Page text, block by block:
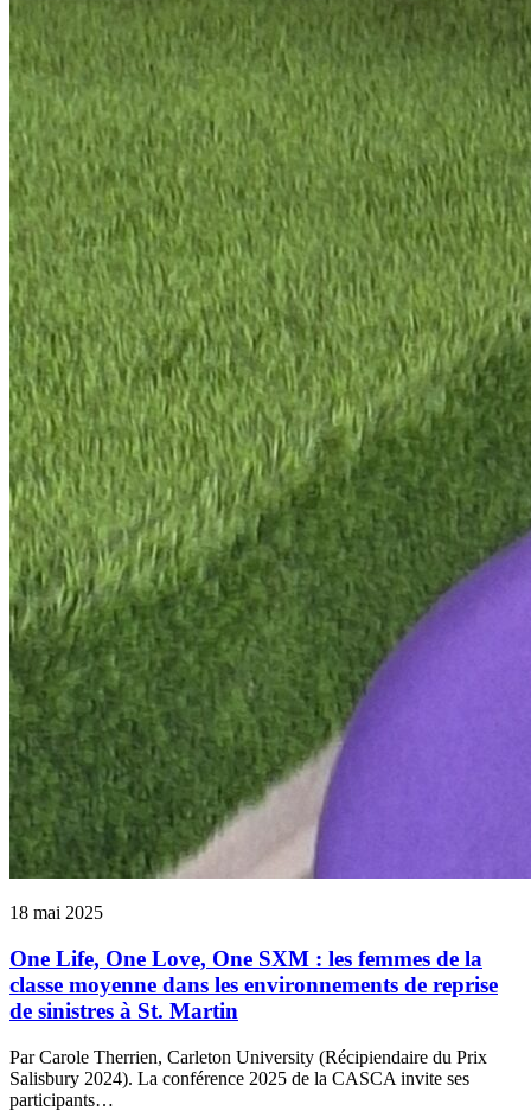
18 mai 2025
One Life, One Love, One SXM : les femmes de la
classe moyenne dans les environnements de reprise
de sinistres à St. Martin
Par Carole Therrien, Carleton University (Récipiendaire du Prix
Salisbury 2024). La conférence 2025 de la CASCA invite ses
participants…